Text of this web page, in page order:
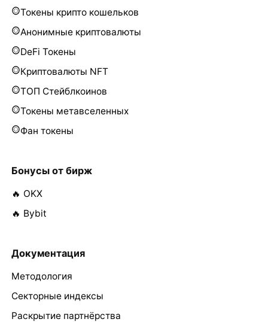
Токены крипто кошельков
Анонимные криптовалюты
DeFi Токены
Криптовалюты NFT
ТОП Стейблкоинов
Токены метавселенных
Фан токены
Бонусы от бирж
🔥 OKX
🔥 Bybit
Документация
Методология
Секторные индексы
Раскрытие партнёрства